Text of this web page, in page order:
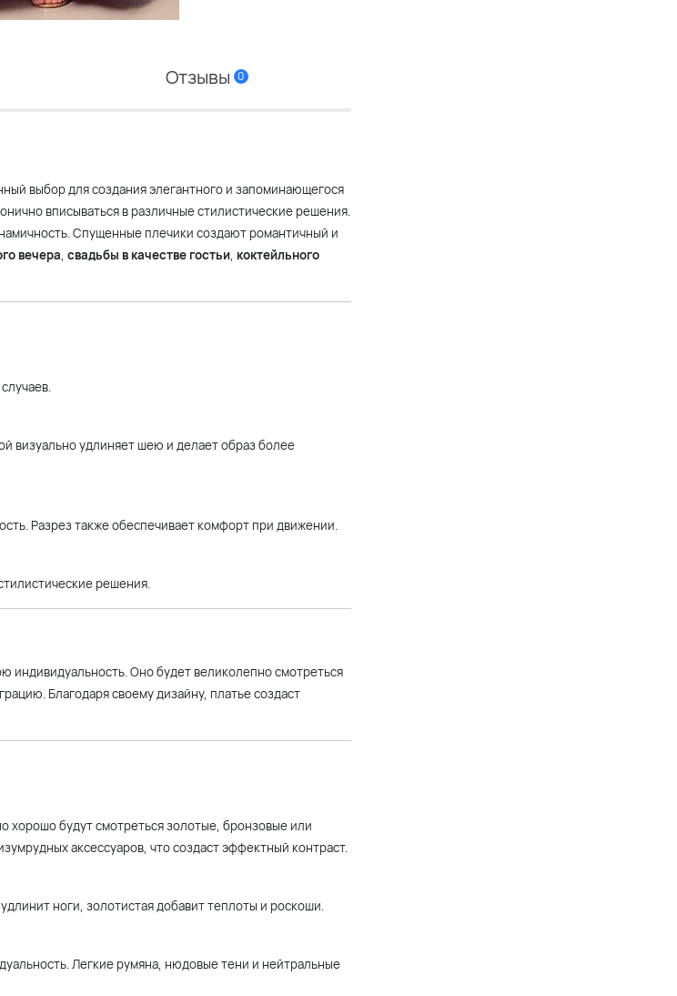
Отзывы 0
выбор для создания элегантного и запоминающегося
вписываться в различные стилистические решения.
Спущенные плечики создают романтичный и
вечера, свадьбы в качестве гостьи, коктейльного
визуально удлиняет шею и делает образ более
Разрез также обеспечивает комфорт при движении.
решения.
индивидуальность. Оно будет великолепно смотреться
Благодаря своему дизайну, платье создаст
хорошо будут смотреться золотые, бронзовые или
аксессуаров, что создаст эффектный контраст.
ноги, золотистая добавит теплоты и роскоши.
Легкие румяна, нюдовые тени и нейтральные